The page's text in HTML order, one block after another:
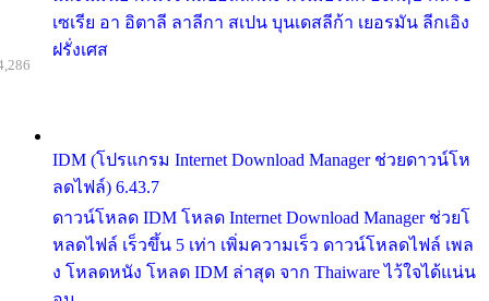
เซเรีย อา อิตาลี ลาลีกา สเปน บุนเดสลีก้า เยอรมัน ลีกเอิง
ฝรั่งเศส
IDM (โปรแกรม Internet Download Manager ช่วยดาวน์โห
ลดไฟล์) 6.43.7
ดาวน์โหลด IDM โหลด Internet Download Manager ช่วยโ
หลดไฟล์ เร็วขึ้น 5 เท่า เพิ่มความเร็ว ดาวน์โหลดไฟล์ เพล
ง โหลดหนัง โหลด IDM ล่าสุด จาก Thaiware ไว้ใจได้แน่น